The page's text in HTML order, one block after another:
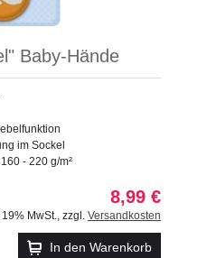
Baby-Hände
im Sockel
- 220 g/m²
8,99 €
MwSt. zzgl. Versandkosten
In den Warenkorb